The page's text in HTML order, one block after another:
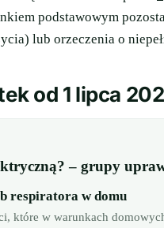
podstawowym
lub orzeczenia o
od 1 lipca
– grupy
respiratora w domu
które w warunkach